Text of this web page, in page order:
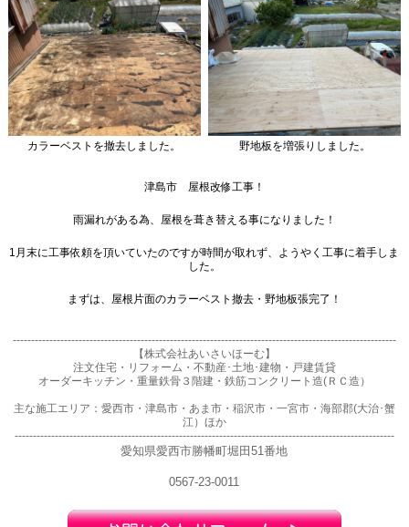
カラーベストを撤去しました。 野地板を増張りしました。
津島市　屋根改修工事！
雨漏れがある為、屋根を葺き替える事になりました！
1月末に工事依頼を頂いていたのですが時間が取れず、ようやく工事に着手しま
した。
まずは、屋根片面のカラーベスト撤去・野地板張完了！
---------------------------------------------------------------------------------------------------------
【株式会社あいさいほーむ】
注文住宅・リフォーム・不動産･土地･建物・戸建賃貸
オーダーキッチン・重量鉄骨３階建・鉄筋コンクリート造(ＲＣ造）
主な施工エリア：愛西市・津島市・あま市・稲沢市・一宮市・海部郡(大治･蟹
江）ほか
--------------------------------------------------------------------------------------------------------
愛知県愛西市勝幡町堀田51番地
0567-23-0011